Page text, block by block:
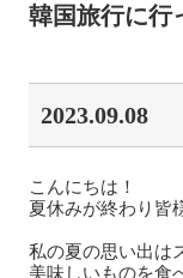
韓国旅行に
2023.09.08
こんにちは！
夏休みが終わり皆
私の夏の思い出は
美味しいものを食